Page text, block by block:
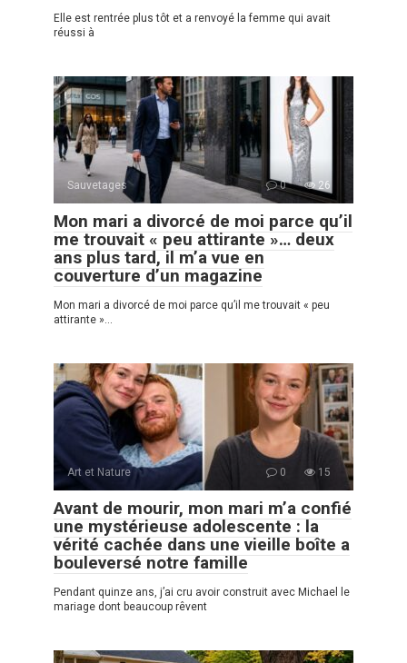
Elle est rentrée plus tôt et a renvoyé la femme qui avait
réussi à
Sauvetages 0 26
Mon mari a divorcé de moi parce qu’il
me trouvait « peu attirante »… deux
ans plus tard, il m’a vue en
couverture d’un magazine
Mon mari a divorcé de moi parce qu’il me trouvait « peu
attirante »…
Art et Nature 0 15
Avant de mourir, mon mari m’a confié
une mystérieuse adolescente : la
vérité cachée dans une vieille boîte a
bouleversé notre famille
Pendant quinze ans, j’ai cru avoir construit avec Michael le
mariage dont beaucoup rêvent